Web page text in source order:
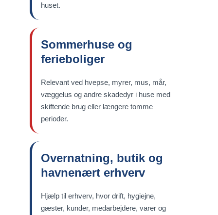
huset.
Sommerhuse og
ferieboliger
Relevant ved hvepse, myrer, mus, mår,
væggelus og andre skadedyr i huse med
skiftende brug eller længere tomme
perioder.
Overnatning, butik og
havnenært erhverv
Hjælp til erhverv, hvor drift, hygiejne,
gæster, kunder, medarbejdere, varer og